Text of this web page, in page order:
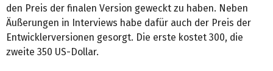
den Preis der finalen Version geweckt zu haben. Neben
Äußerungen in Interviews habe dafür auch der Preis der
Entwicklerversionen gesorgt. Die erste kostet 300, die
zweite 350 US-Dollar.